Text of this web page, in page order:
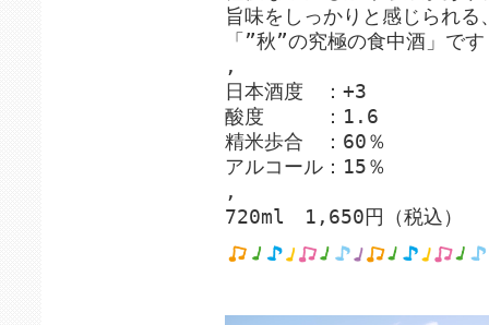
旨味をしっかりと感じられる
「”秋”の究極の食中酒」です
,
日本酒度 ：+3
酸度 ：1.6
精米歩合 ：60％
アルコール：15％
,
720ml 1,650円（税込）